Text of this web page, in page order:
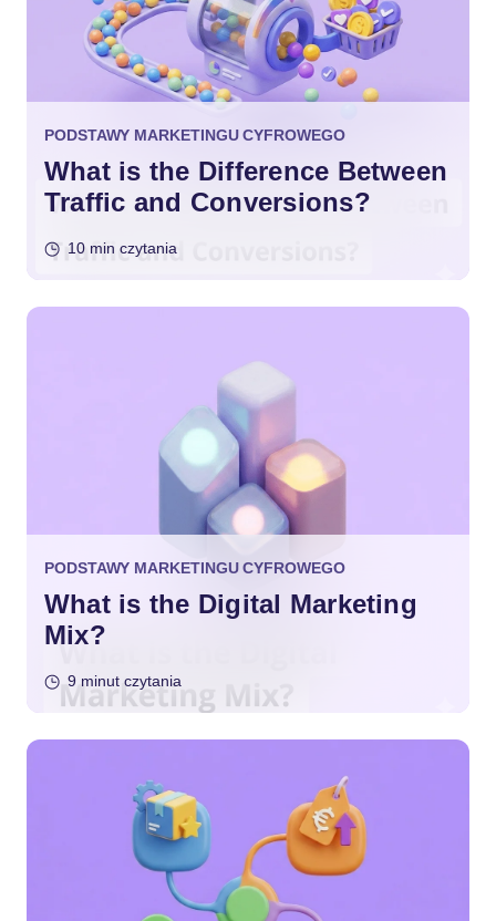
PODSTAWY MARKETINGU CYFROWEGO
What is the Difference Between
Traffic and Conversions?
10 min czytania
PODSTAWY MARKETINGU CYFROWEGO
What is the Digital Marketing
Mix?
9 minut czytania